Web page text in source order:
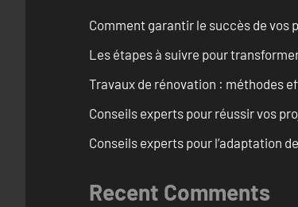
Comment garantir le succès de vos
Les étapes à suivre pour
Travaux de rénovation : méthodes
Conseils experts pour réussir vos
Conseils experts pour l’adaptation
Recent Comments